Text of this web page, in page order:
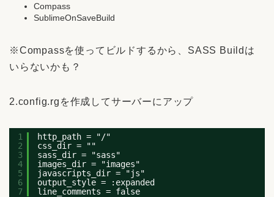
Compass
SublimeOnSaveBuild
※Compassを使ってビルドするから、SASS Buildは
いらないかも？
2.config.rgを作成してサーバーにアップ
1
2
3
4
5
6
7
http_path = "/"
css_dir = ""
sass_dir = "sass"
images_dir = "images"
javascripts_dir = "js"
output_style = :expanded
line_comments = false